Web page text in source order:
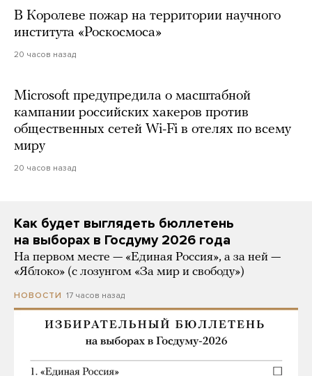
В Королеве пожар на территории научного
института «Роскосмоса»
20 часов назад
Microsoft предупредила о масштабной
кампании российских хакеров против
общественных сетей Wi-Fi в отелях по всему
миру
20 часов назад
Как будет выглядеть бюллетень
на выборах в Госдуму 2026 года
На первом месте — «Единая Россия», а за ней —
«Яблоко» (с лозунгом «За мир и свободу»)
НОВОСТИ 17 часов назад